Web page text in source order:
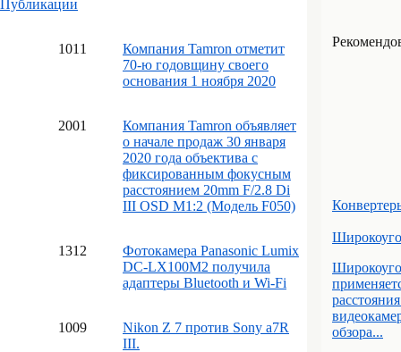
Публикации
1011
Компания Tamron отметит
70-ю годовщину своего
основания 1 ноября 2020
2001
Компания Tamron объявляет
о начале продаж 30 января
2020 года объектива с
фиксированным фокусным
расстоянием 20mm F/2.8 Di
III OSD M1:2 (Модель F050)
1312
Фотокамера Panasonic Lumix
DC-LX100M2 получила
адаптеры Bluetooth и Wi-Fi
1009
Nikon Z 7 против Sony a7R
III.
обзора...